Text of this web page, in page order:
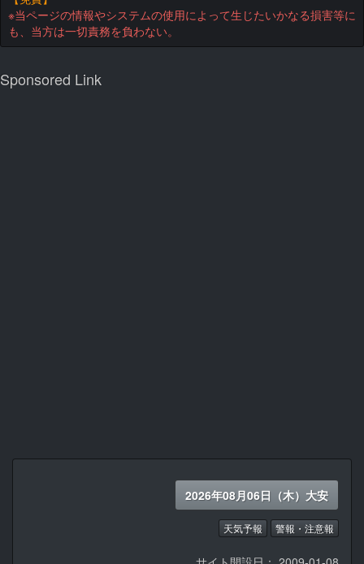
※当ページの情報やシステムの使用によって生じたいかなる損害等に
も、当方は一切責務を負わない。
Sponsored Link
2026年08月06日（木）大安
天気予報 警報・注意報